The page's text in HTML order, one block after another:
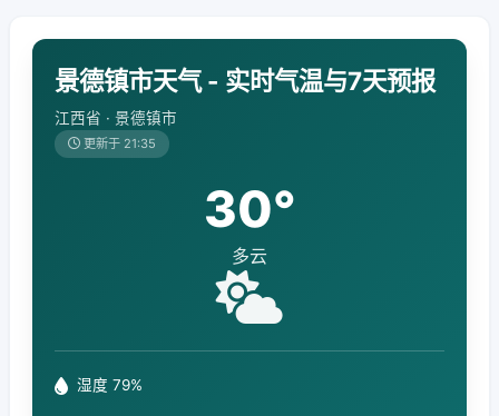
景德镇市天气 - 实时气温与7天预报
江西省 · 景德镇市
更新于 21:35
30°
多云
湿度 79%